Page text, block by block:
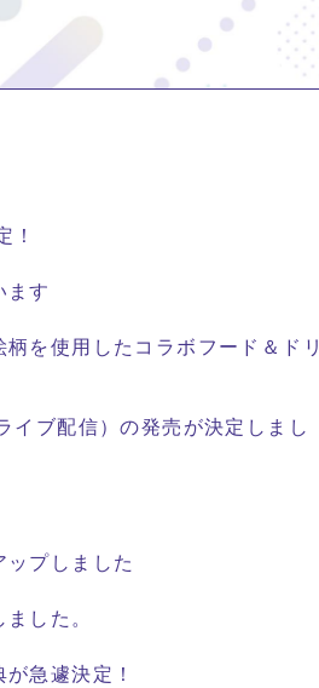
！
ます
を使用したコラボフード＆ドリ
イブ配信）の発売が決定しまし
プしました
した。
急遽決定！